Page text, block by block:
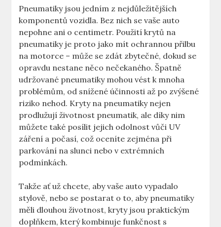
Pneumatiky jsou jedním z nejdůležitějších
komponentů vozidla. Bez nich se vaše auto
nepohne ani o centimetr. Použití krytů na
pneumatiky je proto jako mít ochrannou přilbu
na motorce – může se zdát zbytečné, dokud se
opravdu nestane něco nečekaného. Špatně
udržované pneumatiky mohou vést k mnoha
problémům, od snížené účinnosti až po zvýšené
riziko nehod. Kryty na pneumatiky nejen
prodlužují životnost pneumatik, ale díky nim
můžete také posílit jejich odolnost vůči UV
záření a počasí, což oceníte zejména při
parkování na slunci nebo v extrémních
podmínkách.
Takže ať už chcete, aby vaše auto vypadalo
stylově, nebo se postarat o to, aby pneumatiky
měli dlouhou životnost, kryty jsou praktickým
doplňkem, který kombinuje funkčnost s